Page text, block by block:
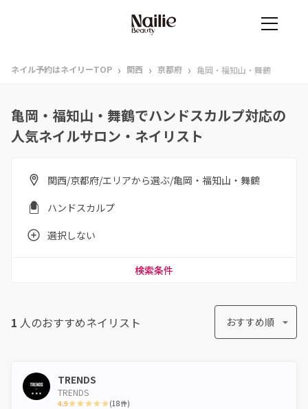
ネイル予約はネイリーTOP › 関西 › 京都府 › 亀岡・福知山・舞鶴
亀岡・福知山・舞鶴でハンドスカルプ対応の
人気ネイルサロン・ネイリスト
関西/京都府/エリアから選ぶ/亀岡・福知山・舞鶴
ハンドスカルプ
選択しない
検索条件
1 人のおすすめネイリスト おすすめ順
TRENDS
TRENDS
4.9 (18件)